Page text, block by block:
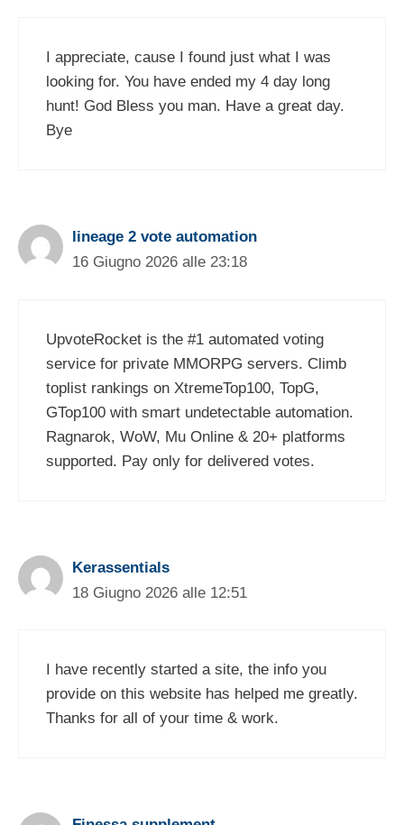
I appreciate, cause I found just what I was
looking for. You have ended my 4 day long
hunt! God Bless you man. Have a great day.
Bye
lineage 2 vote automation
16 Giugno 2026 alle 23:18
UpvoteRocket is the #1 automated voting
service for private MMORPG servers. Climb
toplist rankings on XtremeTop100, TopG,
GTop100 with smart undetectable automation.
Ragnarok, WoW, Mu Online & 20+ platforms
supported. Pay only for delivered votes.
Kerassentials
18 Giugno 2026 alle 12:51
I have recently started a site, the info you
provide on this website has helped me greatly.
Thanks for all of your time & work.